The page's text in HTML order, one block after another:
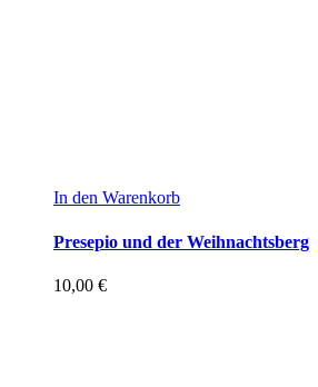
In den Warenkorb
Presepio und der Weihnachtsberg
10,00 €